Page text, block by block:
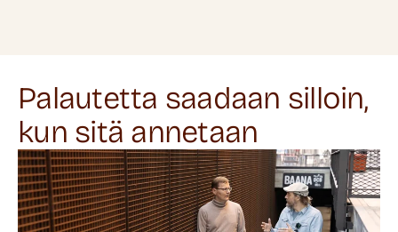
Palautetta saadaan silloin,
kun sitä annetaan